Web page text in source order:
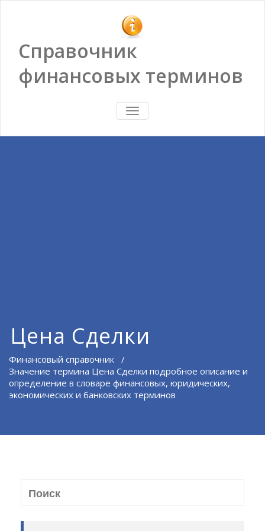
Справочник
финансовых терминов
ПОКАЗАТЬ/
СКРЫТЬ
Цена Сделки
Финансовый справочник /
Значение термина Цена Сделки подробное описание и
определение в словаре финансовых, юридических,
экономических и банковских терминов